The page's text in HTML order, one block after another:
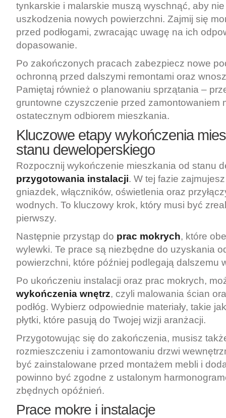
tynkarskie i malarskie muszą wyschnąć, aby nie
uszkodzenia nowych powierzchni. Zajmij się
przed podłogami, zwracając uwagę na ich
dopasowanie.
Po zakończonych pracach zabezpiecz nowe
ochronną przed dalszymi remontami oraz
Pamiętaj również o planowaniu sprzątania –
gruntowne czyszczenie przed zamontowaniem
ostatecznym odbiorem mieszkania.
Kluczowe etapy wykończenia
stanu deweloperskiego
Rozpocznij wykończenie mieszkania od stanu
przygotowania instalacji. W tej fazie
gniazdek, włączników, oświetlenia oraz
wodnych. To kluczowy krok, który musi być
pierwszy.
Następnie przystąp do prac mokrych, które
wylewki. Te prace są niezbędne do uzyskania
powierzchni, które później podlegają dalszemu
Po ukończeniu instalacji oraz prac mokrych,
wykończenia wnętrz, czyli malowania ścian
podłóg. Wybierz odpowiednie materiały, takie
płytki, które pasują do Twojej wizji aranżacji.
Przygotowując się do zakończenia, musisz
rozmieszczeniu i zamontowaniu drzwi
być zainstalowane przed montażem mebli i
powinno być zgodne z ustalonym
zbędnych opóźnień.
Prace mokre i instalacje